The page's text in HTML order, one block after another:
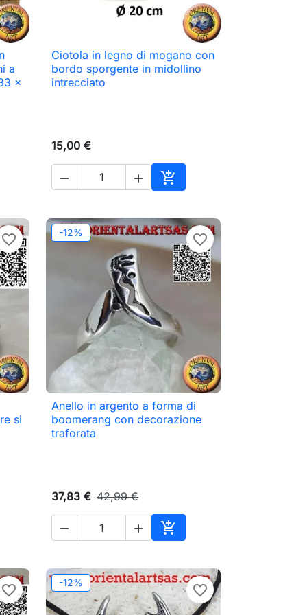
a
x
al carrello
 Anteprima
Ciotola in legno di mogano con
bordo sporgente in midollino
intrecciato
15,00 €
  
Aggiungi al carrello
favorite_border
si
al carrello
-12% favorite_border
 Anteprima
Anello in argento a forma di
boomerang con decorazione
traforata
37,83 € 42,99 €
  
Aggiungi al carrello
favorite_border -12% favorite_border